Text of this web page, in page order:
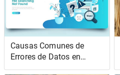
Causas Comunes de
Errores de Datos en
Nómina Global